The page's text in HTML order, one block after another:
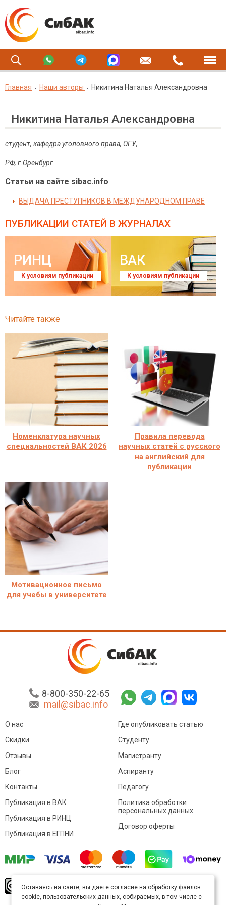
Главная Наши авторы Никитина Наталья Александровна
Никитина Наталья Александровна
студент, кафедра уголовного права, ОГУ,
РФ, г.Оренбург
Статьи на сайте sibac.info
ВЫДАЧА ПРЕСТУПНИКОВ В МЕЖДУНАРОДНОМ ПРАВЕ
ПУБЛИКАЦИИ СТАТЕЙ В ЖУРНАЛАХ
РИНЦ
К условиям публикации
ВАК
К условиям публикации
Читайте также
Номенклатура научных
специальностей ВАК 2026
Правила перевода
научных статей с русского
на английский для
публикации
Мотивационное письмо
для учебы в университете
8-800-350-22-65
mail@sibac.info
О нас
Скидки
Отзывы
Блог
Контакты
Где опубликовать статью
Студенту
Магистранту
Аспиранту
Педагогу
Публикация в ВАК
Публикация в РИНЦ
Публикация в ЕГПНИ
Политика обработки
персональных данных
Договор оферты
произведение доступно полицензии Creative
Commons «Attribution» («Атрибуция») 4.0
Оставаясь на сайте, вы даете согласие на обработку файлов
cookie, пользовательских данных, собираемых, в том числе с